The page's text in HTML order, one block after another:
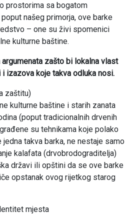
prostorima sa bogatom
našeg primorja, ove barke
– one su živi spomenici
kulturne baštine.
zašto bi lokalna vlast
izazova koje takva odluka nosi.
zaštitu)
kulturne baštine i starih zanata
(poput tradicionalnih drvenih
su tehnikama koje polako
jedna takva barka, ne nestaje samo
kalafata (drvobrodograditelja)
državi ili opštini da se ove barke
opstanak ovog rijetkog starog
mjesta